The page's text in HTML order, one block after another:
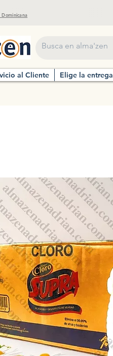
al Cliente Elige la entrega